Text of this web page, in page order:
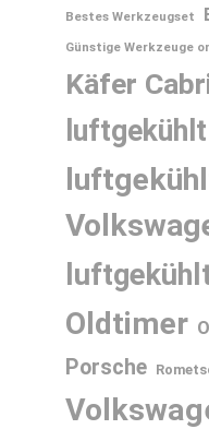
Bestes Werkzeugset
Günstige Werkzeuge
Käfer
luftgekühlt
Oldtimer
Porsche